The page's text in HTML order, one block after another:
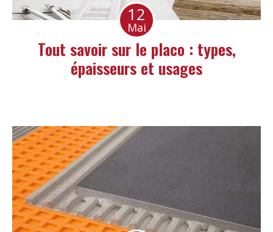
12
Mai
Tout savoir sur le placo : types,
épaisseurs et usages